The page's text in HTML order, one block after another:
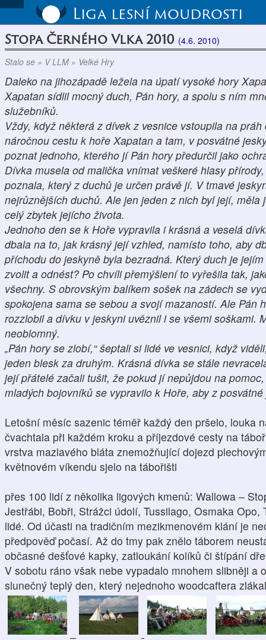
Liga lesní moudrosti
Stopa Černého Vlka 2010 (4.6. 2010)
Stalo se » V LLM » Velké Hry
Daleko na jihozápadě ležela na úpatí vysoké hory
Xapatan sídlil mocný duch, Pán hory, a spolu s ním
služebníků.
Vždy, když některá z dívek z vesnice vstoupila na
náročnou cestu k hoře Xapatan a tam, v posvátné
poznat jednoho, kterého jí Pán hory předurčil jako
Dívka musela od malička vnímat veškeré hlasy
poznala, který z duchů je určen právě jí. V tmavé
nejrůznějších duchů. Ale jen jeden z nich byl její,
celý zbytek jejícho života.
Jednoho den se k Hoře vypravila i krásná a veselá
dbala na to, jak krásný její vzhled, namísto toho, aby
příchodu do jeskyně byla bezradná. Který duch je
zvolit a odnést? Po chvíli přemýšlení to vyřešila tak,
všechny. S obrovským balíkem sošek na zádech se
spokojena sama se sebou a svojí mazaností. Ale Pán
rozzlobil a dívku v jeskyni uvěznil i se všemi soškami.
neoblomný.
„Pán hory se zlobí,“ šeptali si lidé ve vesnici, když
jeden blesk za druhým. Krásná dívka se stále
její přátelé začali tušit, že pokud jí nepůjdou na
mladých bojovníků se vypravilo k Hoře, aby z
Letošní měsíc sazenic téměř každý den pršelo, louka
čvachtala při každém kroku a příjezdové cesty na
vrstva mazlavého bláta znemožňující dojezd
květnovém víkendu sjelo na tábořišti
přes 100 lidí z několika ligových kmenů: Wallowa –
Jestřábi, Bobři, Strážci údolí, Tussilago, Osmaka
lidé. Od účasti na tradičním mezikmenovém klání je
předpověď počasí. Až do tmy pak znělo táborem
občasné dešťové kapky, zatloukání kolíků či štípání
V sobotu ráno však nebe vypadalo mnohem slibněji a
slunečný teplý den, který nejednoho woodcaftera